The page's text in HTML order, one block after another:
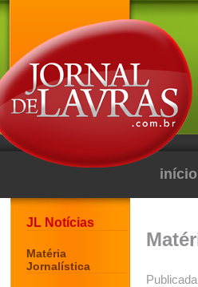
início
JL Notícias
Matéria
Jornalística